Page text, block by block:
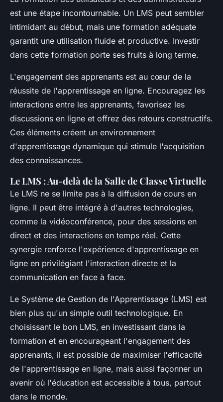
est une étape incontournable. Un LMS peut sembler
intimidant au début, mais une formation adéquate
garantit une utilisation fluide et productive. Investir
dans cette formation porte ses fruits à long terme.
L'engagement des apprenants est au cœur de la
réussite de l'apprentissage en ligne. Encouragez les
interactions entre les apprenants, favorisez les
discussions en ligne et offrez des retours constructifs.
Ces éléments créent un environnement
d'apprentissage dynamique qui stimule l'acquisition
des connaissances.
Le LMS : Au-delà de la Salle de Classe Virtuelle
Le LMS ne se limite pas à la diffusion de cours en
ligne. Il peut être intégré à d'autres technologies,
comme la vidéoconférence, pour des sessions en
direct et des interactions en temps réel. Cette
synergie renforce l'expérience d'apprentissage en
ligne en privilégiant l'interaction directe et la
communication en face à face.
Le Système de Gestion de l'Apprentissage (LMS) est
bien plus qu'un simple outil technologique. En
choisissant le bon LMS, en investissant dans la
formation et en encourageant l'engagement des
apprenants, il est possible de maximiser l'efficacité
de l'apprentissage en ligne, mais aussi façonner un
avenir où l'éducation est accessible à tous, partout
dans le monde.